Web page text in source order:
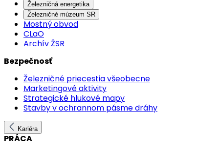
Železničná energetika
Železničné múzeum SR
Mostný obvod
CLaO
Archív ŽSR
Bezpečnosť
Železničné priecestia všeobecne
Marketingové aktivity
Strategické hlukové mapy
Stavby v ochrannom pásme dráhy
Kariéra
PRÁCA